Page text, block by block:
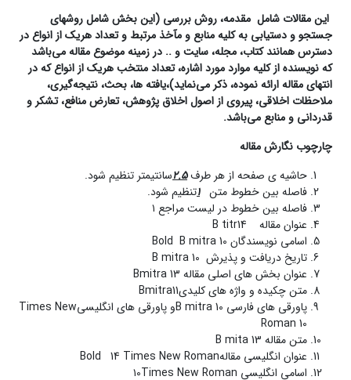
این مقالات شامل مقدمه، روش بررسی (این بخش شامل روشهای
جستجو و دستیابی به کلیه منابع و مآخذ مرتبط و تعداد هریک از انواع در
دسترس همانند کتاب، مجله، سایت و .. در زمینه موضوع مقاله میباشد
که نویسنده از کلیه موارد مورد اشاره، تعداد منتخب هریک از انواع که در
انتهای مقاله ارائه نموده، ذکر مینماید)،یافته ها، بحث، نتیجهگیری،
ملاحظات اخلاقی، پیروی از اصول اخلاق پژوهش، تعارض منافع، تشکر و
قدردانی و منابع میباشد.
چارچوب نگارش مقاله
حاشیه ی صفحه از هر طرف2.5سانتیمتر تنظیم شود.
فاصله بین خطوط متن 1تنظیم شود.
فاصله بین خطوط در لیست مراجع ۱
عنوان مقاله B titr14
اسامی نویسندگان 10 Bold B mitra
تاریخ دریافت و پذیرش B mitra 10
عنوان بخش های اصلی مقاله Bmitra 13
متن چکیده و واژه های کلیدیBmitra11
پاورقی های فارسی 10 B mitraو پاورقی های انگلیسیTimes New
Roman 10
متن مقاله B mita 13
عنوان انگلیسی مقالهBold 14 Times New Roman
اسامی انگلیسی ۱0Times New Roman